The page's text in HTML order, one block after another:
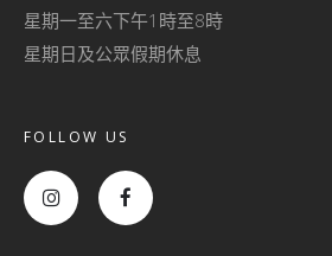
星期一至六下午1時至8時
星期日及公眾假期休息
FOLLOW US